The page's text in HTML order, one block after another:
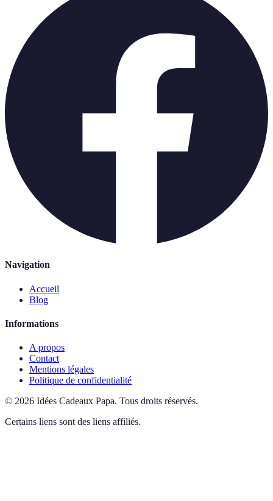
Navigation
Accueil
Blog
Informations
A propos
Contact
Mentions légales
Politique de confidentialité
© 2026 Idées Cadeaux Papa. Tous droits réservés.
Certains liens sont des liens affiliés.